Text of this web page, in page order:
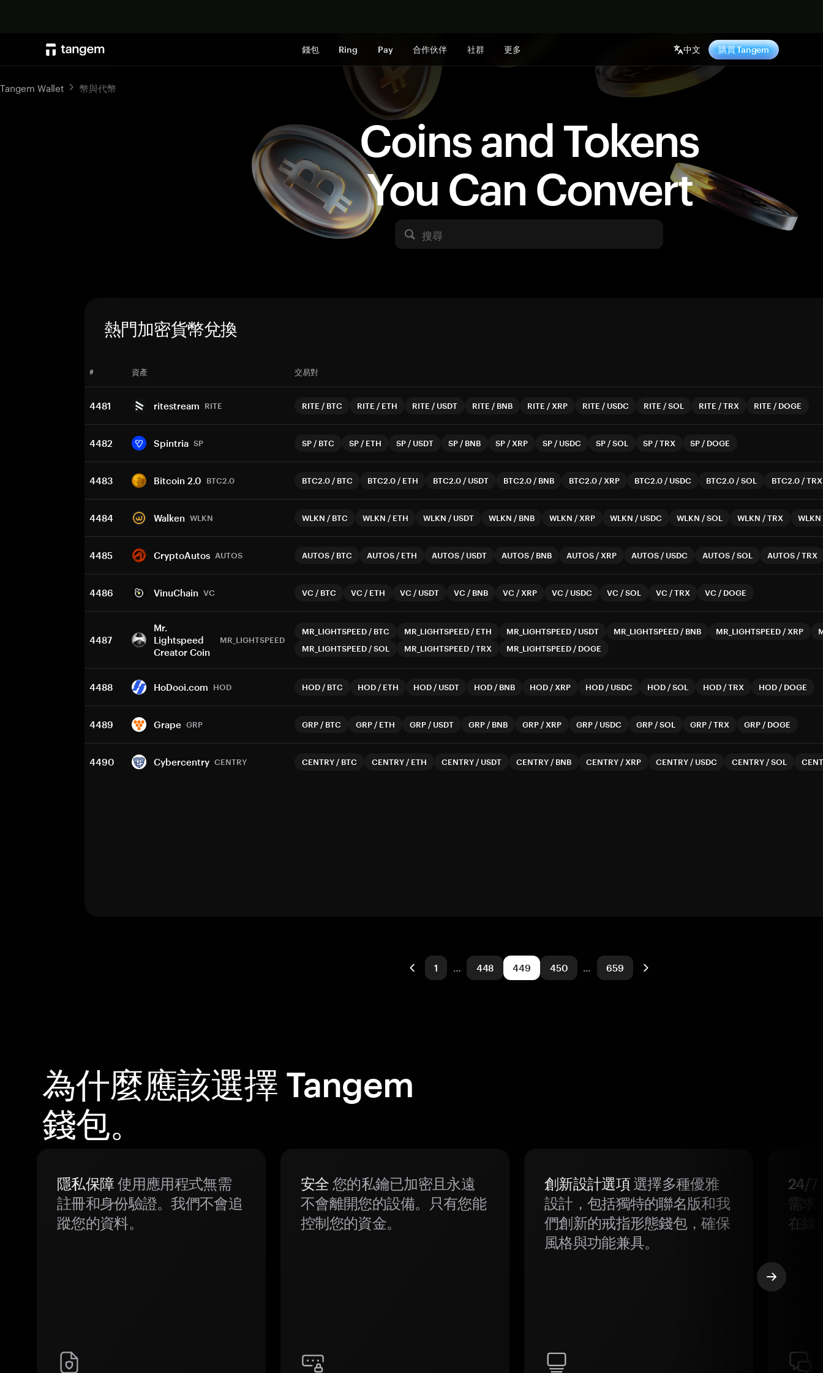
錢包 Ring Pay 合作伙伴 社群 更多 中文 購買 Tangem
Coins and Tokens
You Can Convert
搜尋
Tangem Wallet 幣與代幣
熱門加密貨幣兌換
# 資產 交易對
4481 ritestream RITE RITE / BTC RITE / ETH RITE / USDT RITE / BNB RITE / XRP RITE / USDC RITE /SOL RITE /TRX RITE / DOGE
4482 Spintria SP SP / BTC SP / ETH SP / USDT SP / BNB SP / XRP SP / USDC SP /SOL SP /TRX SP / DOGE
4483 Bitcoin 2.0 BTC2.0 BTC2.0 / BTC BTC2.0 / ETH BTC2.0 / USDT BTC2.0 / BNB BTC2.0 / XRP BTC2.0 / USDC BTC2.0 /SOL BTC2.0 /TRX
4484 Walken WLKN WLKN / BTC WLKN / ETH WLKN / USDT WLKN / BNB WLKN / XRP WLKN / USDC WLKN /SOL WLKN /TRX WLKN
4485 CryptoAutos AUTOS AUTOS / BTC AUTOS / ETH AUTOS / USDT AUTOS / BNB AUTOS / XRP AUTOS / USDC AUTOS /SOL AUTOS /TRX
4486 VinuChain VC VC / BTC VC / ETH VC / USDT VC / BNB VC / XRP VC / USDC VC /SOL VC /TRX VC / DOGE
4487
Mr.
Lightspeed
Creator Coin
MR_LIGHTSPEED
MR_LIGHTSPEED / BTC MR_LIGHTSPEED / ETH MR_LIGHTSPEED / USDT MR_LIGHTSPEED / BNB MR_LIGHTSPEED / XRP
MR_LIGHTSPEED /SOL MR_LIGHTSPEED /TRX MR_LIGHTSPEED / DOGE
4488 HoDooi.com HOD HOD / BTC HOD / ETH HOD / USDT HOD / BNB HOD / XRP HOD / USDC HOD /SOL HOD /TRX HOD / DOGE
4489 Grape GRP GRP / BTC GRP / ETH GRP / USDT GRP / BNB GRP / XRP GRP / USDC GRP /SOL GRP /TRX GRP / DOGE
4490 Cybercentry CENTRY CENTRY / BTC CENTRY / ETH CENTRY / USDT CENTRY / BNB CENTRY / XRP CENTRY / USDC CENTRY /SOL
1 … 448 449 450 … 659
為什麼應該選擇 Tangem
錢包。
隱私保障使用應用程式無需
註冊和身份驗證。我們不會追
蹤您的資料。
安全 您的私鑰已加密且永遠
不會離開您的設備。只有您能
控制您的資金。
創新設計選項選擇多種優雅
設計，包括獨特的聯名版和我
們創新的戒指形態錢包，確保
風格與功能兼具。
24/7
需求
在線